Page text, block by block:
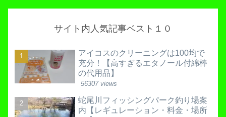
サイト内人気記事ベスト１０
アイコスのクリーニングは100均で
充分！【高すぎるエタノール付綿棒
の代用品】
56307 views
蛇尾川フィッシングパーク釣り場案
内【レギュレーション・料金・場所